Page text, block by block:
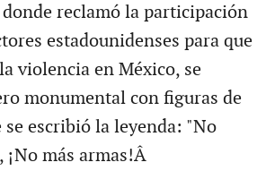
reclamó la participación
estadounidenses para que
violencia en México, se
monumental con figuras de
se escribió la leyenda: "No
más armas!Â